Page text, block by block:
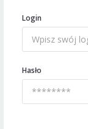
Login
Hasło